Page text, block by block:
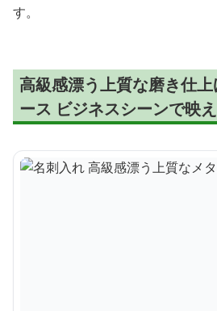
す。
高級感漂う上質な磨き仕
ース ビジネスシーンで映